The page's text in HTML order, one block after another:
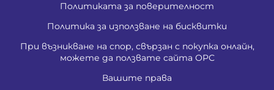
Политиката за поверителност
Политика за използване на бисквитки
При възникване на спор, свързан с покупка онлайн,
можете да ползвате сайта ОРС
Вашите права